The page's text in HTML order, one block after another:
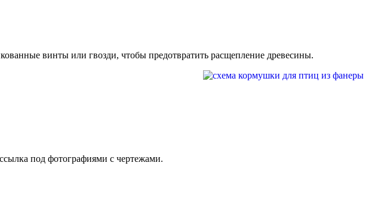
винты или гвозди, чтобы предотвратить расщепление древесины.
под фотографиями с чертежами.